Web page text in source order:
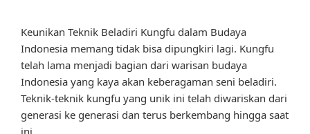
Keunikan Teknik Beladiri Kungfu dalam Budaya
Indonesia memang tidak bisa dipungkiri lagi. Kungfu
telah lama menjadi bagian dari warisan budaya
Indonesia yang kaya akan keberagaman seni beladiri.
Teknik-teknik kungfu yang unik ini telah diwariskan dari
generasi ke generasi dan terus berkembang hingga saat